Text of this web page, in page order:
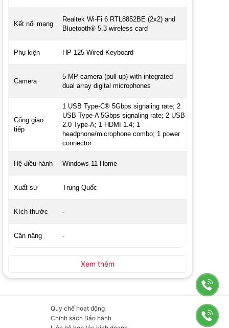
Kết nối mạng
Realtek Wi-Fi 6 RTL8852BE (2x2) and
Bluetooth® 5.3 wireless card
Phụ kiện HP 125 Wired Keyboard
Camera
5 MP camera (pull-up) with integrated
dual array digital microphones
Cổng giao
tiếp
1 USB Type-C® 5Gbps signaling rate; 2
USB Type-A 5Gbps signaling rate; 2 USB
2.0 Type-A; 1 HDMI 1.4; 1
headphone/microphone combo; 1 power
connector
Hệ điều hành Windows 11 Home
Xuất sứ Trung Quốc
Kích thước -
Cân nặng -
Xem thêm
Quy chế hoạt động
Chính sách Bảo hành